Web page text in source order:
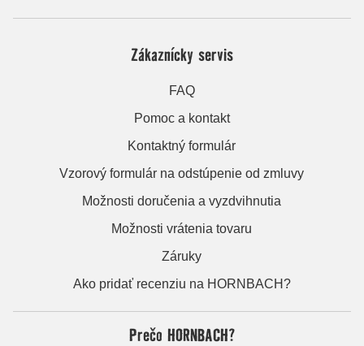
Zákaznícky servis
FAQ
Pomoc a kontakt
Kontaktný formulár
Vzorový formulár na odstúpenie od zmluvy
Možnosti doručenia a vyzdvihnutia
Možnosti vrátenia tovaru
Záruky
Ako pridať recenziu na HORNBACH?
Prečo HORNBACH?